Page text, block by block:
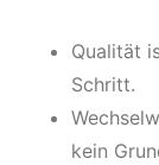
Qualität
Schritt.
kein